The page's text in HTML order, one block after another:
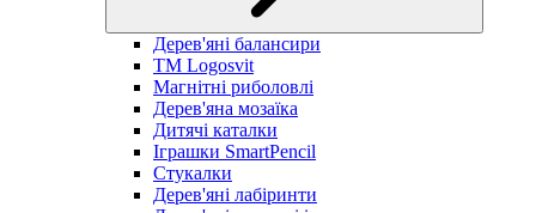
Дерев'яні балансири
TM Logosvit
Магнітні риболовлі
Дерев'яна мозаїка
Дитячі каталки
Іграшки SmartPencil
Стукалки
Дерев'яні лабіринти